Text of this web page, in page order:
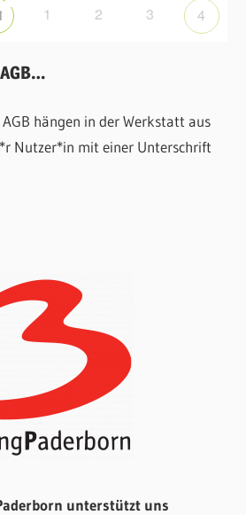
1 2 3 4
AGB hängen in der Werkstatt aus
Nutzer*in mit einer Unterschrift
unterstützt uns